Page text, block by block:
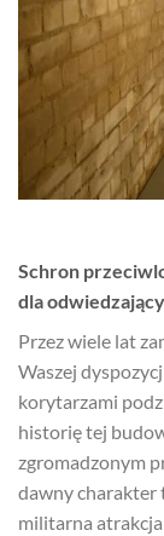
Schron
dla
Przez wiele lat
Waszej
korytarzami
historię tej
zgromadzonym
dawny charakter
militarna